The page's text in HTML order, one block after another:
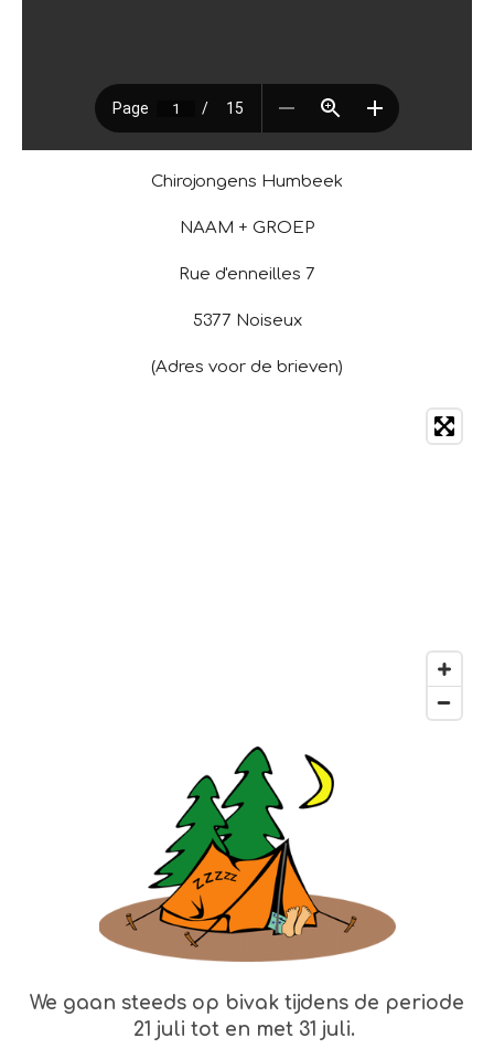
Chirojongens Humbeek
NAAM + GROEP
Rue d'enneilles 7
5377 Noiseux
(Adres voor de brieven)
We gaan steeds op bivak tijdens de periode
21 juli tot en met 31 juli.